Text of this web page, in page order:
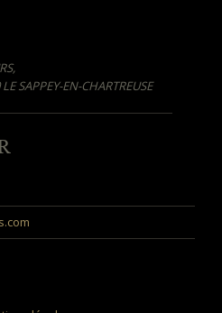
SAPPEY-EN-CHARTREUSE